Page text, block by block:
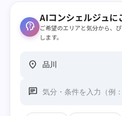
psychology_alt
AIコンシェルジュに
ご希望のエリアと気分から、
します。
location_on
chat